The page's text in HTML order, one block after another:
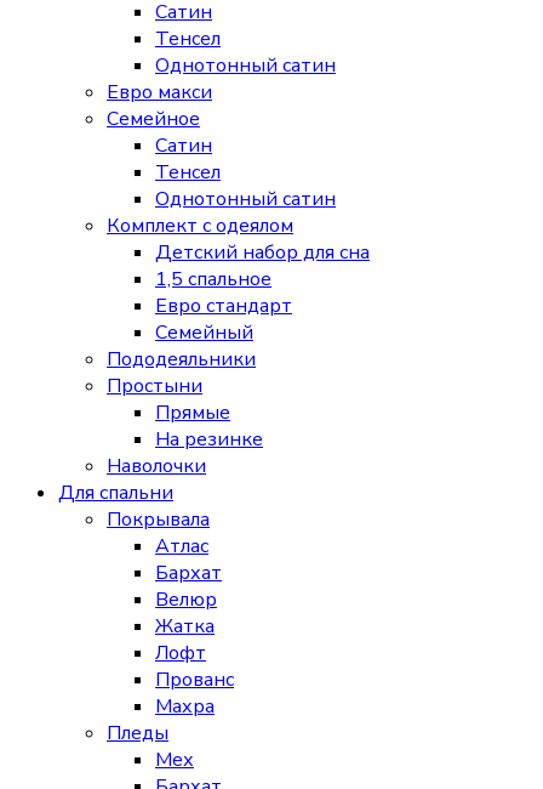
Сатин
Тенсел
Однотонный сатин
Евро макси
Семейное
Сатин
Тенсел
Однотонный сатин
Комплект с одеялом
Детский набор для сна
1,5 спальное
Евро стандарт
Семейный
Пододеяльники
Простыни
Прямые
На резинке
Наволочки
Для спальни
Покрывала
Атлас
Бархат
Велюр
Жатка
Лофт
Прованс
Махра
Пледы
Мех